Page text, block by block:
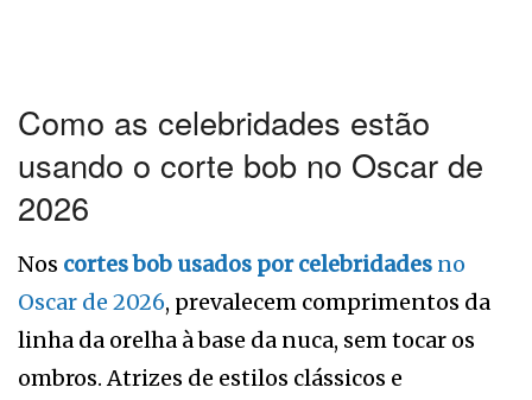
Como as celebridades estão
usando o corte bob no Oscar de
2026
Nos cortes bob usados por celebridades no
Oscar de 2026, prevalecem comprimentos da
linha da orelha à base da nuca, sem tocar os
ombros. Atrizes de estilos clássicos e